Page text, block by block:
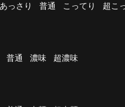
あっさり 普通 こってり 超こ
普通 濃味 超濃味